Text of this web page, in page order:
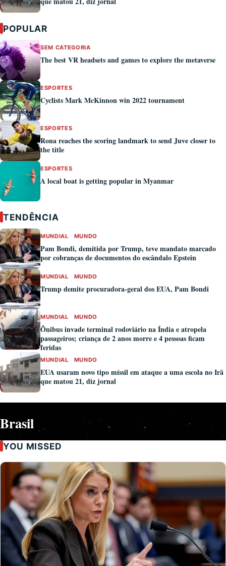
POPULAR
SEM CATEGORIA
The best VR headsets and games to explore the metaverse
ESPORTES
Cyclists Mark McKinnon win 2022 tournament
ESPORTES
Rona reaches the scoring landmark to send Juve closer to
the title
ESPORTES
A local boat is getting popular in Myanmar
TENDÊNCIA
MUNDIAL MUNDO
Pam Bondi, demitida por Trump, teve mandato marcado
por cobranças de documentos do escândalo Epstein
MUNDIAL MUNDO
Trump demite procuradora-geral dos EUA, Pam Bondi
MUNDIAL MUNDO
Ônibus invade terminal rodoviário na Índia e atropela
passageiros; criança de 2 anos morre e 4 pessoas ficam
feridas
MUNDIAL MUNDO
EUA usaram novo tipo míssil em ataque a uma escola no Irã
que matou 21, diz jornal
Brasil
YOU MISSED